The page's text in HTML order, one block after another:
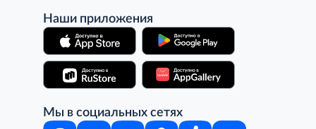
Наши приложения
Мы в социальных сетях